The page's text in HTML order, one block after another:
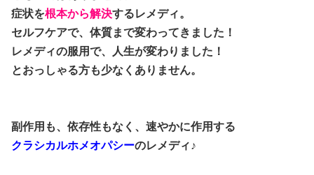
症状を根本から解決するレメディ。
セルフケアで、体質まで変わってきました！
レメディの服用で、人生が変わりました！
とおっしゃる方も少なくありません。
副作用も、依存性もなく、速やかに作用する
クラシカルホメオパシーのレメディ♪